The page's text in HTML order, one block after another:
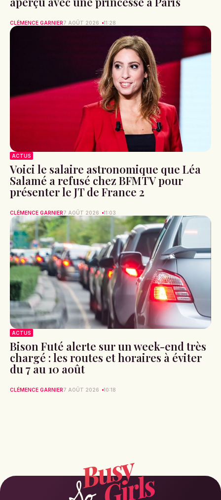
CLÉMENCE GARNIER7 AOÛT 2026 11:28
ACTUS
Voici le salaire astronomique que Léa
Salamé a refusé chez BFMTV pour
présenter le JT de France 2
CLÉMENCE GARNIER7 AOÛT 2026 11:03
ACTUS
Bison Futé alerte sur un week-end très
chargé : les routes et horaires à éviter
du 7 au 10 août
CLÉMENCE GARNIER7 AOÛT 2026 10:18